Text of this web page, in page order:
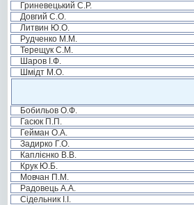
Гриневецький С.Р.
Довгий С.О.
Литвин Ю.О.
Рудченко М.М.
Терещук С.М.
Шаров І.Ф.
Шмідт М.О.
Бобильов О.Ф.
Гасюк П.П.
Гейман О.А.
Задирко Г.О.
Каплієнко В.В.
Крук Ю.Б.
Мовчан П.М.
Радовець А.А.
Сідельник І.І.